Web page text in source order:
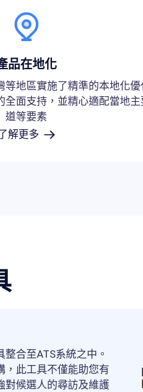
品在地化
地區實施了精準的本地化
全面支持，並精心適配當地
道等要素
解更多
合至ATS系統之中。
，此工具不僅能助您有
對候選人的尋訪及維護